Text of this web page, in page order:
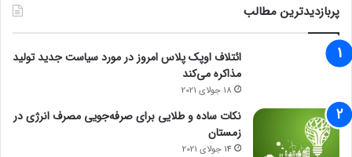
پربازدیدترین مطالب
ائتلاف اوپک پلاس امروز در مورد سیاست جدید تولید
مذاکره می‌کند
18 جولای 2021
نکات ساده و طلایی برای صرفه‌جویی مصرف انرژی در
زمستان
14 جولای 2021